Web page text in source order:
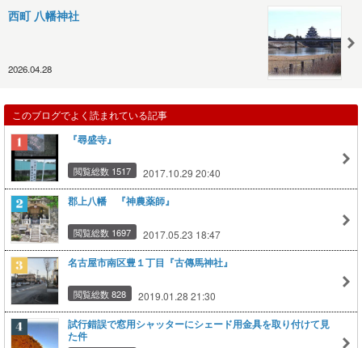
西町 八幡神社
2026.04.28
このブログでよく読まれている記事
『尋盛寺』
閲覧総数 1517 2017.10.29 20:40
郡上八幡 『神農薬師』
閲覧総数 1697 2017.05.23 18:47
名古屋市南区豊１丁目『古傳馬神社』
閲覧総数 828 2019.01.28 21:30
試行錯誤で窓用シャッターにシェード用金具を取り付けて見
た件